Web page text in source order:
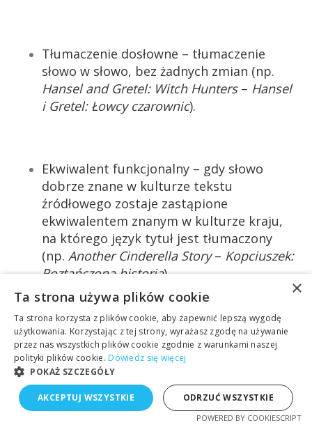
Tłumaczenie dosłowne – tłumaczenie
słowo w słowo, bez żadnych zmian (np.
Hansel and Gretel: Witch Hunters– Hansel
i Gretel: Łowcy czarownic).
Ekwiwalent funkcjonalny – gdy słowo
dobrze znane w kulturze tekstu
źródłowego zostaje zastąpione
ekwiwalentem znanym w kulturze kraju,
na którego język tytuł jest tłumaczony
(np. Another Cinderella Story– Kopciuszek:
Roztańczona historia).
Parafraza/opis/definicja – w sytuacji gdy
oryginalny tytuł mógłby pozostać dla
widza niejasny, do tytułu zostaje dodany
element opisowy (np.CSI: Miami–CSI:
Kryminalne zagadki Miami).
×
Ta strona używa plików cookie
Ta strona korzysta z plików cookie, aby zapewnić lepszą wygodę
użytkowania. Korzystając z tej strony, wyrażasz zgodę na używanie
przez nas wszystkich plików cookie zgodnie z warunkami naszej
polityki plików cookie. Dowiedz się więcej
POKAŻ SZCZEGÓŁY
AKCEPTUJ WSZYSTKIE ODRZUĆ WSZYSTKIE
POWERED BY COOKIESCRIPT